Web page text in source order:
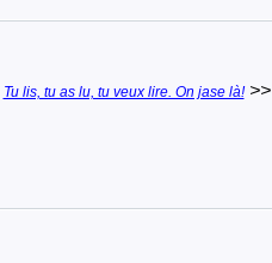
Tu lis, tu as lu, tu veux lire. On jase là!>>